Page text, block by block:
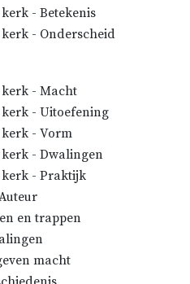
- Betekenis
- Onderscheid
- Macht
- Uitoefening
- Vorm
- Dwalingen
kerk - Praktijk
en trappen
macht